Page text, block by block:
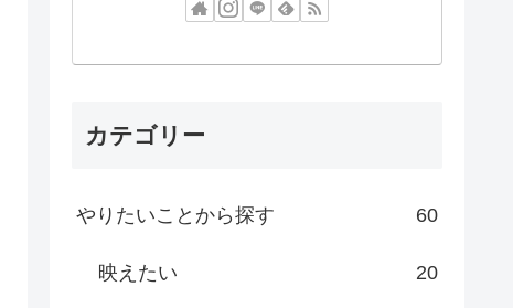
カテゴリー
やりたいことから探す 60
映えたい 20